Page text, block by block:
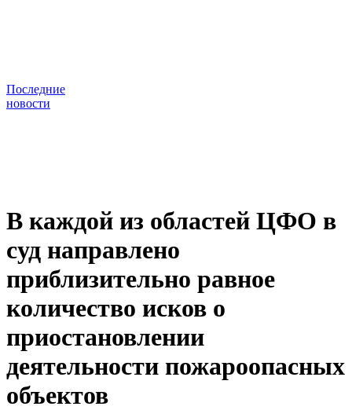
Последние
новости
В каждой из областей ЦФО в
суд направлено
приблизительно равное
количество исков о
приостановлении
деятельности пожароопасных
объектов